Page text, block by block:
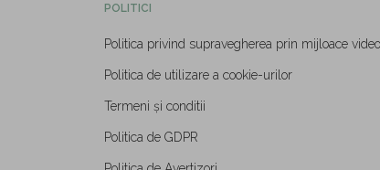
POLITICI
Politica privind supravegherea prin mijloace video
Politica de utilizare a cookie-urilor
Termeni și conditii
Politica de GDPR